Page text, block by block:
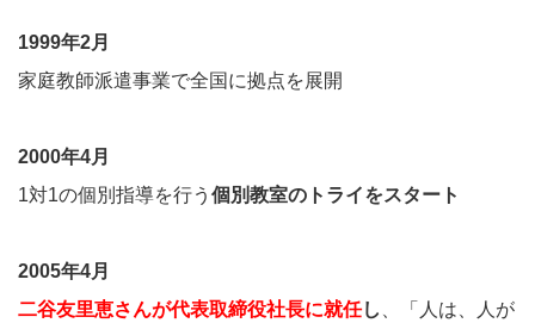
1999年2月
家庭教師派遣事業で全国に拠点を展開
2000年4月
1対1の個別指導を行う 個別教室のトライをスタート
2005年4月
二谷友里恵さんが代表取締役社長に就任し 、「人は、人が